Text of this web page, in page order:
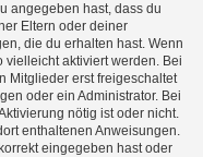
angegeben hast, dass du
Eltern oder deiner
die du erhalten hast. Wenn
vielleicht aktiviert werden. Bei
Mitglieder erst freigeschaltet
oder ein Administrator. Bei
nötig ist oder nicht.
enthaltenen Anweisungen.
eingegeben hast oder